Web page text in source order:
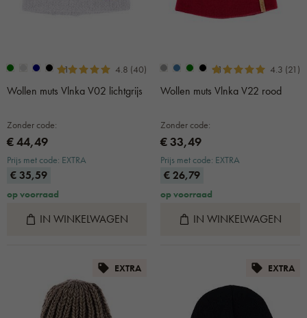
+1 4.8 (40)
Wollen muts Vlnka V02 lichtgrijs
Zonder code:
€ 44,49
Prijs met code: EXTRA
€ 35,59
op voorraad
IN WINKELWAGEN
+1 4.3 (21)
Wollen muts Vlnka V22 rood
Zonder code:
€ 33,49
Prijs met code: EXTRA
€ 26,79
op voorraad
IN WINKELWAGEN
EXTRA EXTRA